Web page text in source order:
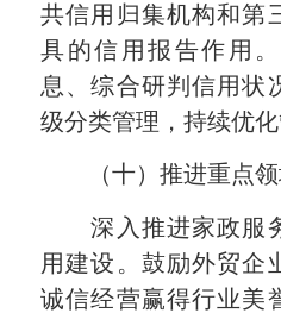
共信用归集机构和第
具的信用报告作用
息、综合研判信用状
级分类管理，持续优化
（十）推进重点领
深入推进家政服
用建设。鼓励外贸企
诚信经营赢得行业美